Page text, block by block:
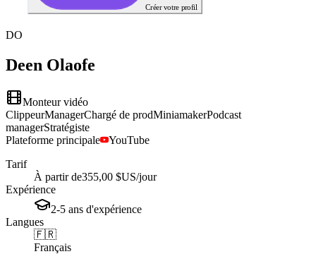
Créer votre profil
DO
Deen Olaofe
Monteur vidéo
ClippeurManagerChargé de prodMiniamakerPodcast
managerStratégiste
Plateforme principale
YouTube
Tarif
À partir de355,00 $US/jour
Expérience
2-5 ans d'expérience
Langues
🇫🇷
Français